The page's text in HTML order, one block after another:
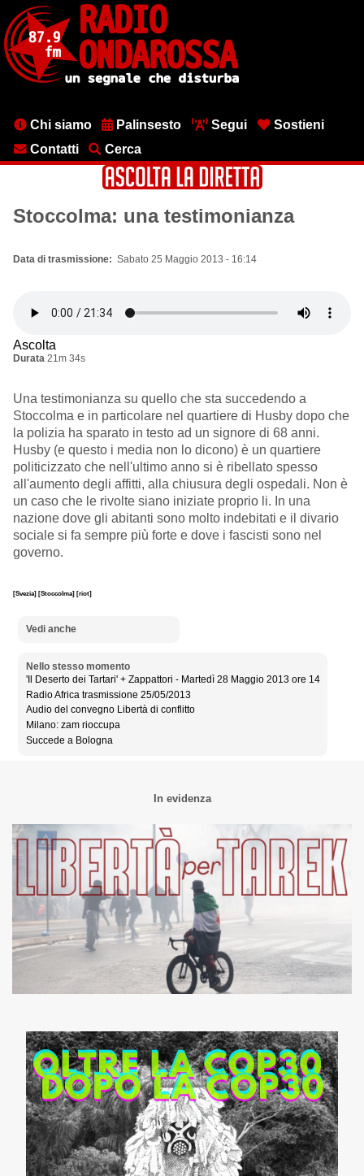
contenuto
principale
MenuChi siamo Palinsesto Segui
Sostieni
Contatti
Cerca
Stoccolma: una testimonianza
Data di trasmissione Sabato 25 Maggio 2013 - 16:14
Ascolta
Durata 21m 34s
Una testimonianza su quello che sta succedendo a
Stoccolma e in particolare nel quartiere di Husby dopo che
la polizia ha sparato in testo ad un signore di 68 anni.
Husby (e questo i media non lo dicono) è un quartiere
politicizzato che nell'ultimo anno si è ribellato spesso
all'aumento degli affitti, alla chiusura degli ospedali. Non è
un caso che le rivolte siano iniziate proprio li. In una
nazione dove gli abitanti sono molto indebitati e il divario
sociale si fa sempre più forte e dove i fascisti sono nel
governo.
[Svezia] [Stoccolma] [riot]
Vedi anche
Nello stesso momento
'Il Deserto dei Tartari' + Zappattori - Martedì 28 Maggio 2013 ore 14
Radio Africa trasmissione 25/05/2013
Audio del convegno Libertà di conflitto
Milano: zam rioccupa
Succede a Bologna
In evidenza